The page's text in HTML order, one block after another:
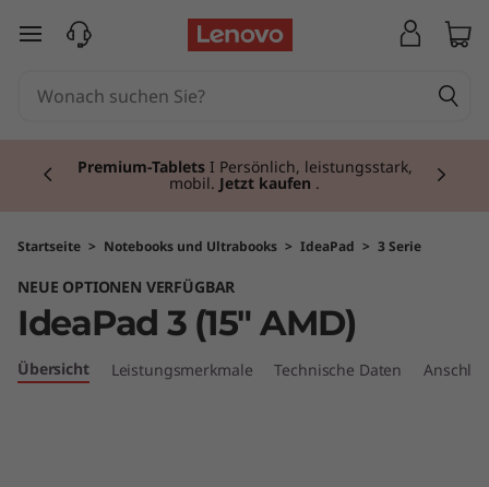
a
d
3
zum Hauptinhalt springen
Premium-Tablets I Persönlich, leistungsstark,
mobil. Jetzt kaufen .
Startseite > Notebooks und Ultrabooks > IdeaPad > 3 Serie
NEUE OPTIONEN VERFÜGBAR
IdeaPad 3 (15" AMD)
Übersicht Leistungsmerkmale Technische Daten